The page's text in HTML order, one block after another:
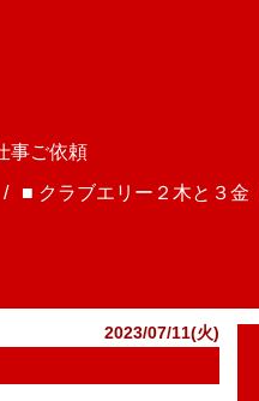
事ご依頼
■ クラブエリー２木と３金
2023/07/11(火)